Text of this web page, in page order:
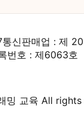
통신판매업 : 제
번호 : 제6063호
밍 교육 All rights